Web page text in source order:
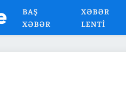
BAŞ
XƏBƏR
XƏBƏR
LENTI